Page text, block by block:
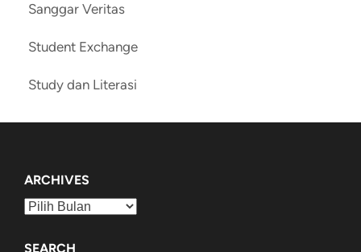
Sanggar Veritas
Student Exchange
Study dan Literasi
ARCHIVES
Archives
SEARCH